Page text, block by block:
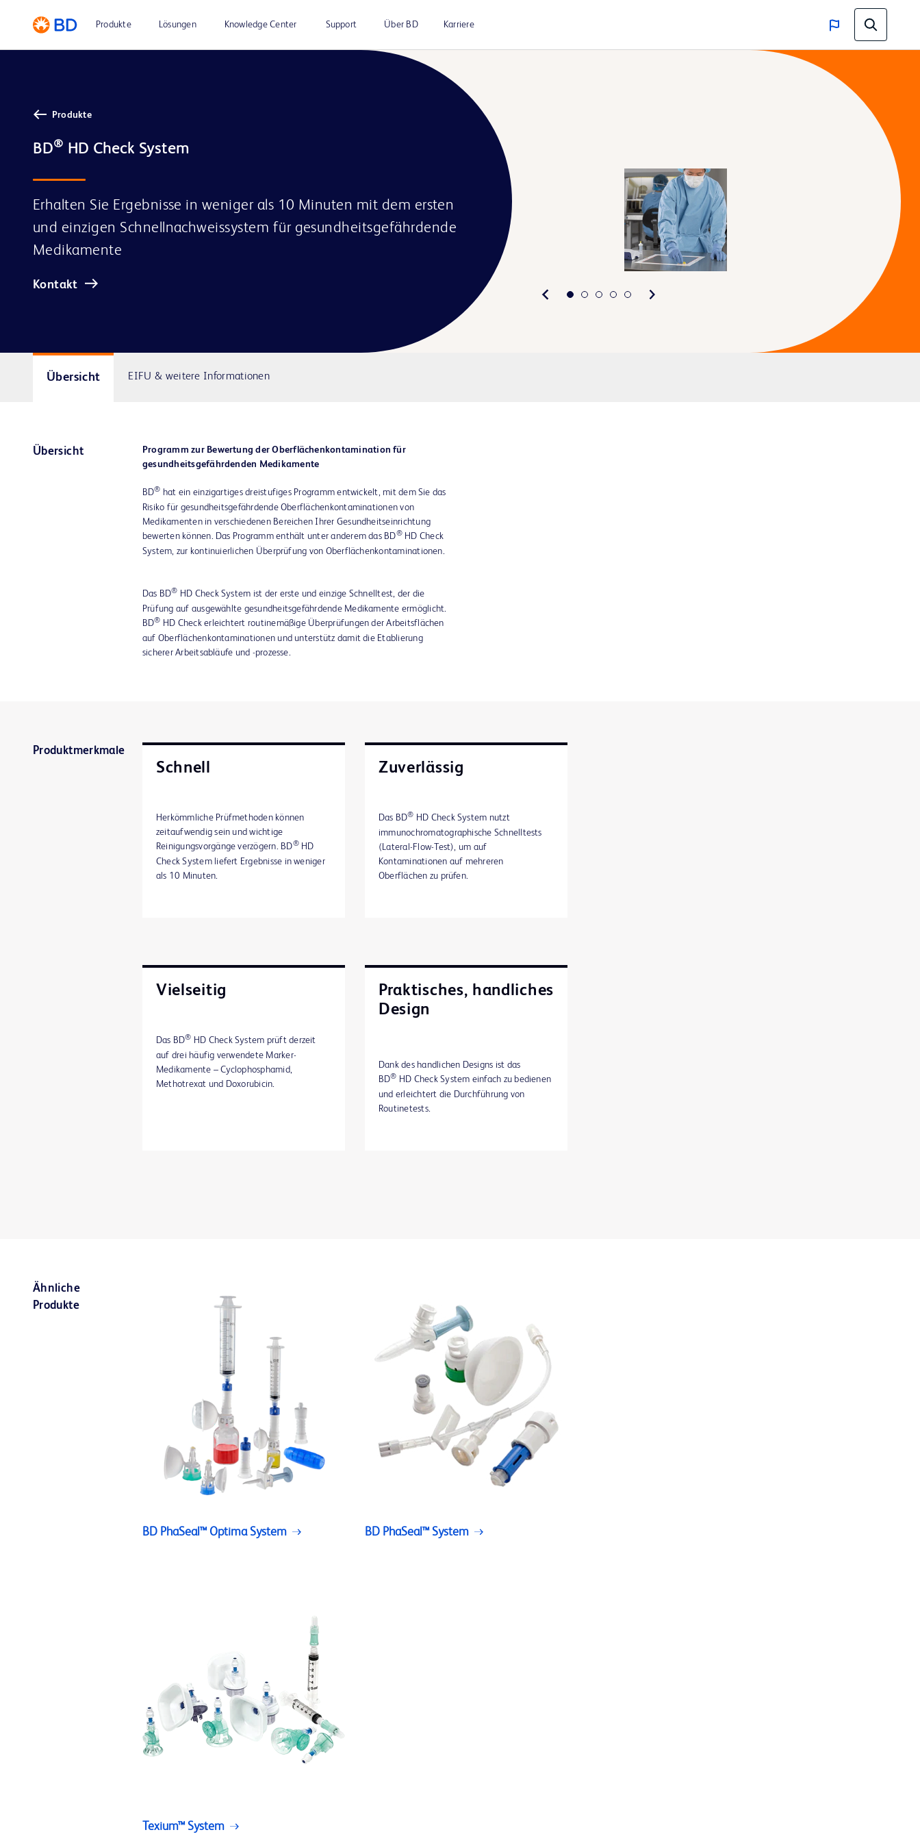
Produkte Lösungen Knowledge Center Support Über BD Karriere
Produkte
BD®
Erhalten Sie Ergebnisse in weniger als 10 Minuten mit dem ersten
und einzigen Schnellnachweissystem für gesundheitsgefährdende
Medikamente
Kontakt
Übersicht EIFU & weitere Informationen
Übersicht
Programm zur Bewertung der Oberflächenkontamination für
gesundheitsgefährdenden Medikamente
BD® hat ein einzigartiges dreistufiges Programm entwickelt, mit dem Sie das
Risiko für gesundheitsgefährdende Oberflächenkontaminationen von
Medikamenten in verschiedenen Bereichen Ihrer Gesundheitseinrichtung
bewerten können. Das Programm enthält unter anderem das BD®HD Check
System, zur kontinuierlichen Überprüfung von Oberflächenkontaminationen.
Das BD® HD Check System ist der erste und einzige Schnelltest, der die
Prüfung auf ausgewählte gesundheitsgefährdende Medikamente ermöglicht.
BD® HD Check erleichtert routinemäßige Überprüfungen der Arbeitsflächen
auf Oberflächenkontaminationen und unterstütz damit die Etablierung
sicherer Arbeitsabläufe und -prozesse.
Produktmerkmale
Schnell
Herkömmliche Prüfmethoden können
zeitaufwendig sein und wichtige
Reinigungsvorgänge verzögern. BD®HD
Check System liefert Ergebnisse in weniger
als 10 Minuten.
Zuverlässig
Das BD® HD Check System nutzt
immunochromatographische Schnelltests
(Lateral-Flow-Test), um auf
Kontaminationen auf mehreren
Oberflächen zu prüfen.
Vielseitig
Das BD® HD Check System prüft derzeit
auf drei häufig verwendete Marker-
Medikamente – Cyclophosphamid,
Methotrexat und Doxorubicin.
Praktisches, handliches
Design
Dank des handlichen Designs ist das
BD® HD Check System einfach zu bedienen
und erleichtert die Durchführung von
Routinetests.
Ähnliche
Produkte
BD PhaSeal™ Optima System BD PhaSeal™ System
Texium™ System